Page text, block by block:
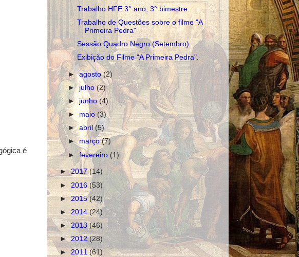
é
Trabalho HFE 3° ano, 3° bimestre.
Trabalho de Questões sobre o filme "A
Primeira Pedra"
Sessão Quadro Negro (Setembro).
Exibição do Filme "A Primeira Pedra".
►agosto(2)
► julho(2)
► junho(4)
► maio (3)
►abril(5)
►março(7)
►fevereiro(1)
►2017(14)
► 2016 (53)
►2015(42)
► 2014 (24)
► 2013 (46)
►2012(28)
► 2011 (61)